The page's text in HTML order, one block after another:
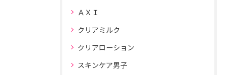
ＡＸＩ
クリアミルク
クリアローション
スキンケア男子